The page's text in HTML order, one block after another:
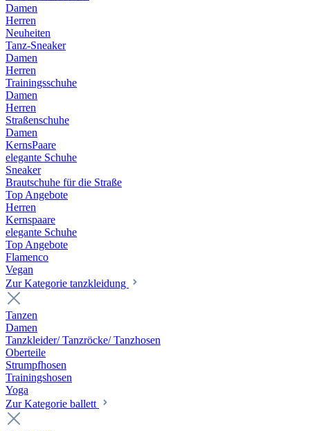
Damen
Herren
Neuheiten
Tanz-Sneaker
Damen
Herren
Trainingsschuhe
Damen
Herren
Straßenschuhe
Damen
KernsPaare
elegante Schuhe
Sneaker
Brautschuhe für die Straße
Top Angebote
Herren
Kernspaare
elegante Schuhe
Top Angebote
Flamenco
Vegan
Zur Kategorie tanzkleidung
Tanzen
Damen
Tanzkleider/ Tanzröcke/ Tanzhosen
Oberteile
Strumpfhosen
Trainingshosen
Yoga
Zur Kategorie ballett